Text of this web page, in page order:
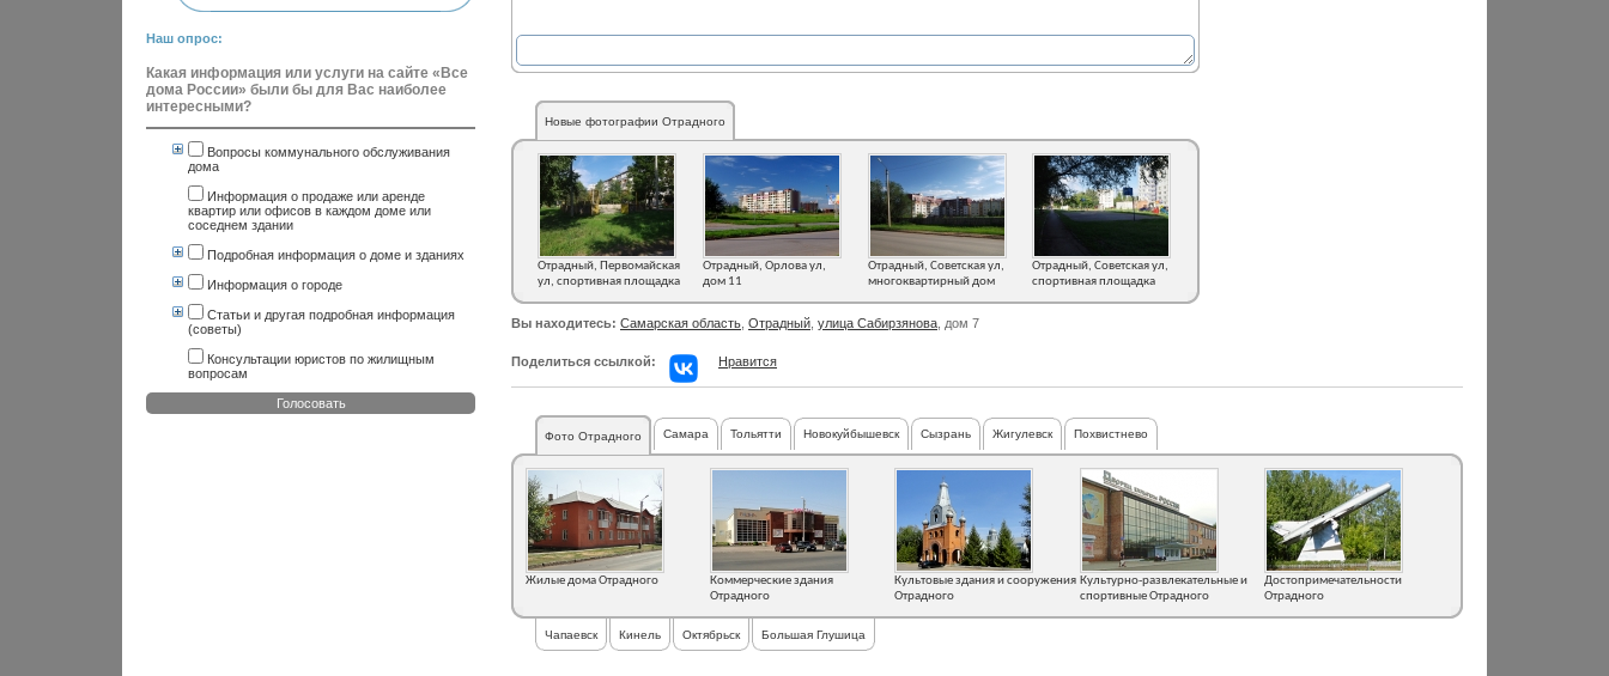
Наш опрос:
Какая информация или услуги на сайте «Все
дома России» были бы для Вас наиболее
интересными?
Вопросы коммунального обслуживания
дома
Информация о продаже или аренде
квартир или офисов в каждом доме или
соседнем здании
Подробная информация о доме и зданиях
Информация о городе
Статьи и другая подробная информация
(советы)
Консультации юристов по жилищным
вопросам
Голосовать
Новые фотографии Отрадного
Отрадный, Первомайская
ул, спортивная площадка
Отрадный, Орлова ул,
дом 11
Отрадный, Советская ул,
многоквартирный дом
Отрадный, Советская ул,
спортивная площадка
Вы находитесь: Самарская область Отрадный улица Сабирзянова , дом 7
Поделиться ссылкой: Нравится
Фото Отрадного Самара Тольятти Новокуйбышевск Сызрань Жигулевск Похвистнево
Жилые дома Отрадного
Коммерческие здания
Отрадного
Культовые здания и сооружения
Отрадного
Культурно-развлекательные и
спортивные Отрадного
Достопримечательности
Отрадного
Чапаевск Кинель Октябрьск Большая Глушица